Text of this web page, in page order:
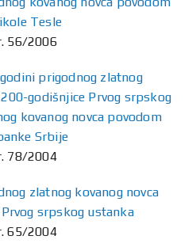
Tesle
56/2006
prigodnog zlatnog
godišnjice Prvog srpskog
kovanog novca povodom
Srbije
78/2004
zlatnog kovanog novca
srpskog ustanka
65/2004